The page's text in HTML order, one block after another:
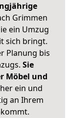
Grimmen
ein Umzug
sich bringt.
Planung bis
Sie
Möbel und
ein und
an Ihrem